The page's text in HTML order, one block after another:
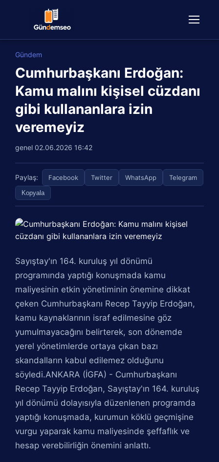
Gündem
Cumhurbaşkanı Erdoğan:
Kamu malını kişisel cüzdanı
gibi kullananlara izin
veremeyiz
genel 02.06.2026 16:42
Paylaş: Facebook Twitter WhatsApp Telegram
Kopyala
Sayıştay'ın 164. kuruluş yıl dönümü
programında yaptığı konuşmada kamu
maliyesinin etkin yönetiminin önemine dikkat
çeken Cumhurbaşkanı Recep Tayyip Erdoğan,
kamu kaynaklarının israf edilmesine göz
yumulmayacağını belirterek, son dönemde
yerel yönetimlerde ortaya çıkan bazı
skandalların kabul edilemez olduğunu
söyledi.ANKARA (İGFA) - Cumhurbaşkanı
Recep Tayyip Erdoğan, Sayıştay'ın 164. kuruluş
yıl dönümü dolayısıyla düzenlenen programda
yaptığı konuşmada, kurumun köklü geçmişine
vurgu yaparak kamu maliyesinde şeffaflık ve
hesap verebilirliğin önemini anlattı.